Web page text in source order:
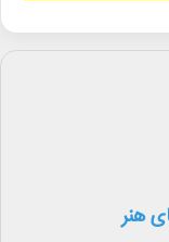
جوایز ایسفا ارسال
را تکمیل کنند.
هنر